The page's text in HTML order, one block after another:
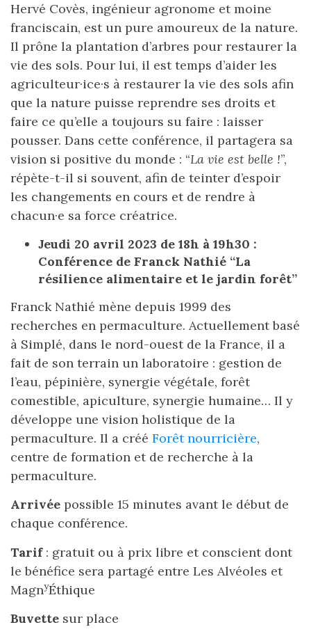
Hervé Covès, ingénieur agronome et moine
franciscain, est un pure amoureux de la nature.
Il prône la plantation d’arbres pour restaurer la
vie des sols. Pour lui, il est temps d’aider les
agriculteur·ice·s à restaurer la vie des sols afin
que la nature puisse reprendre ses droits et
faire ce qu’elle a toujours su faire : laisser
pousser. Dans cette conférence, il partagera sa
vision si positive du monde : “La vie est belle !”,
répète-t-il si souvent, afin de teinter d’espoir
les changements en cours et de rendre à
chacun·e sa force créatrice.
Jeudi 20 avril 2023 de 18h à 19h30 :
Conférence de Franck Nathié “La
résilience alimentaire et le jardin forêt”
Franck Nathié mène depuis 1999 des
recherches en permaculture. Actuellement basé
à Simplé, dans le nord-ouest de la France, il a
fait de son terrain un laboratoire : gestion de
l’eau, pépinière, synergie végétale, forêt
comestible, apiculture, synergie humaine… Il y
développe une vision holistique de la
permaculture. Il a créé Forêt nourricière,
centre de formation et de recherche à la
permaculture.
Arrivée possible 15 minutes avant le début de
chaque conférence.
Tarif: gratuit ou à prix libre et conscient dont
le bénéfice sera partagé entre Les Alvéoles et
MagnyÉthique
Buvette sur place